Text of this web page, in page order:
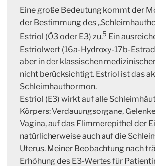
Eine große Bedeutung kommt der
der Bestimmung des
Estriol (Ö3 oder E3) zu.5 Ein
Estriolwert (16a-Hydroxy-17b-
aber in der klassischen
nicht berücksichtigt. Estriol ist das
Schleimhauthormon.
Estriol (E3) wirkt auf alle
Körpers: Verdauungsorgane,
Vagina, auf das Flimmerepithel der
natürlicherweise auch auf die
Uterus. Meiner Beobachtung nach
Erhöhung des E3-Wertes für